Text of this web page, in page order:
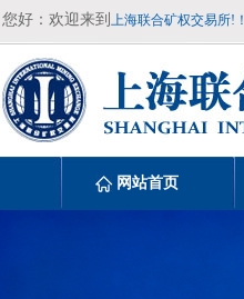
您好：欢迎来到 上海联合矿权交易所!！
网站首页